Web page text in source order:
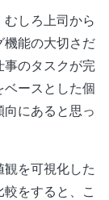
しろ上司から
機能の大切さだ
事のタスクが完
ースとした個
にあると思っ
を可視化した
をすると、こ